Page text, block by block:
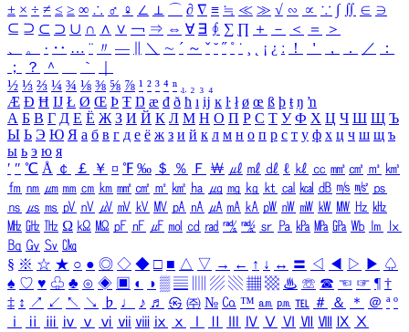
± × ÷ ≠ ≤ ≥ ∞ ∴ ♂ ♀ ∠ ⊥ ⌒ ∂ ∇ ≡ ≒ ≪ ≫ √ ∽ ∝ ∵ ∫ ∬ ∈ ∋
⊆ ⊇ ⊂ ⊃ ∪ ∩ ∧ ∨ ￢ ⇒ ⇔ ∀ ∃ ∮ ∑ ∏ ＋ － ＜ ＝
＞
、
。 · ‥ … ¨ 〃 ― ＼ ∼ ´ ～ ˇ ˘ ˝ ˚ ˙ ¸ ¡ ¿ ː ！ ＇ ， ． ／
：
；
？ ＾ ｀
½ ⅓ ⅔ ¼ ¾ ⅛ ⅜ ⅝ ⅞ ¹ ² ³ ⁴ ⁿ ₁ ₂ ₃ ₄
Æ Ð Ħ Ĳ Ł Ø Œ Þ Ŧ Ŋ æ đ ð ħ ı ĳ ĸ ŀ ł ø œ ß þ ŧ ŋ ŉ
А Б В Г Д Е Ё Ж З И Й К Л М Н О П Р С Т У Ф Х Ц Ч Ш Щ Ъ
Ы Ь Э Ю Я а б в г д е ё ж з и й к л м н о п р с т у ф х ц ч ш щ ъ
ы ь э ю я
′ ″ ℃ Å ￠ ￡ ￥ ¤ ℉ ‰ ＄ ％ Ｆ ￦ ㎕ ㎖ ㎗ ℓ ㎘ ㏄ ㎣ ㎤ ㎥ ㎦
㎙ ㎚ ㎛ ㎜ ㎝ ㎞ ㎟ ㎠ ㎡ ㎢ ㏊ ㎍ ㎎ ㎏ ㏏ ㎈ ㎉ ㏈ ㎧ ㎨ ㎰
㎱ ㎲ ㎳ ㎴ ㎵ ㎶ ㎷ ㎸ ㎹ ㎀ ㎁ ㎂ ㎃ ㎄ ㎺ ㎻ ㎽ ㎾ ㎿ ㎐ ㎑
㎒ ㎓ ㎔ Ω ㏀ ㏁ ㎊ ㎋ ㎌ ㏖ ㏅ ㎭ ㎮ ㎯ ㏛ ㎩ ㎪ ㎫ ㎬ ㏝ ㏐
㏓
㏃ ㏉ ㏜ ㏆
§ ※ ☆ ★ ○ ● ◎ ◇ ◆ □ ■ △ ▽ → ← ↑ ↓ ↔ 〓 ◁ ◀ ▷ ▶ ♤
♠ ♡ ♥ ♧ ♣ ⊙ ◈ ▣ ◐ ◑ ▒ ▤ ▨ ▧ ▦ ▩ ♨ ☏ ☎ ☜ ☞ ¶ †
‡ ↕ ↗ ↙ ↖ ↘ ♭ ♩ ♪ ♬ ㉿ ㈜ № ㏇ ™ ㏂ ㏘ ℡ ＃ ＆ ＊ ＠ ª º
ⅰ
ⅱ ⅲ ⅳ ⅴ ⅵ ⅶ ⅷ ⅸ ⅹ Ⅳ Ⅴ Ⅵ Ⅶ Ⅷ Ⅸ Ⅹ